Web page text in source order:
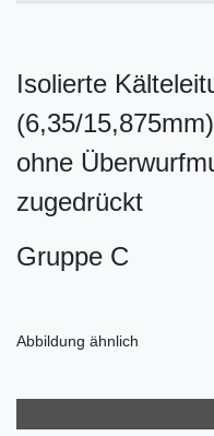
Isolierte
(6,35/15,875mm)
ohne
zugedrückt
Gruppe C
Abbildung ähnlich